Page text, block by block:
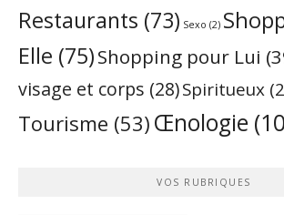
Restaurants (73) Sexo (2)
Elle (75)Shopping pour Lui
visage et corps (28)Spiritueux
Tourisme (53) Œnologie
VOS RUBRIQUES